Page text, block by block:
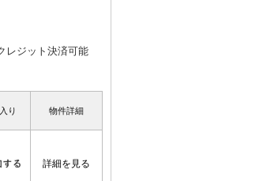
レジット決済可能
り 物件詳細
詳細を見る